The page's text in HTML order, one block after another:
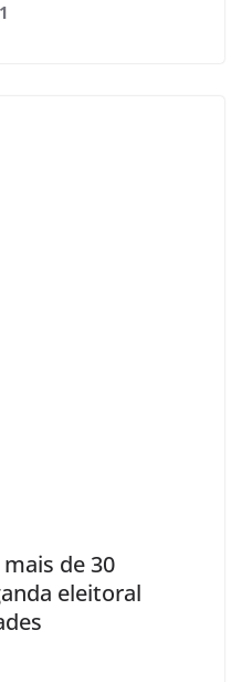
de 30
eleitoral